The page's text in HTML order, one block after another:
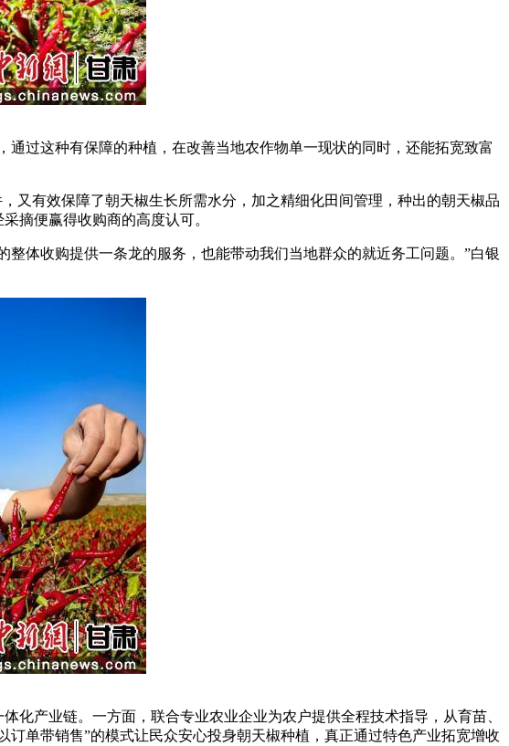
过这种有保障的种植，在改善当地农作物单一现状的同时，还能拓宽致富
有效保障了朝天椒生长所需水分，加之精细化田间管理，种出的朝天椒品
摘便赢得收购商的高度认可。
体收购提供一条龙的服务，也能带动我们当地群众的就近务工问题。”白银
产业链。一方面，联合专业农业企业为农户提供全程技术指导，从育苗、
单带销售”的模式让民众安心投身朝天椒种植，真正通过特色产业拓宽增收